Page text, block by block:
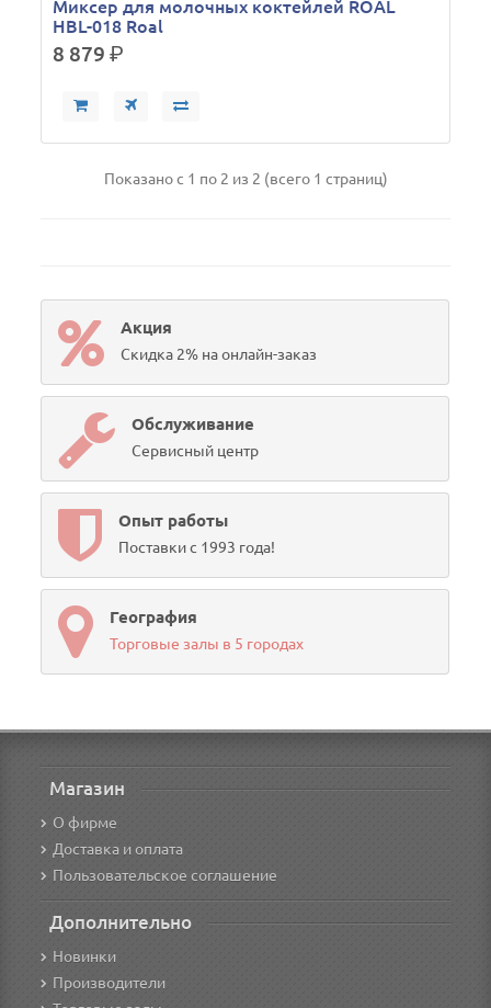
Миксер для молочных коктейлей ROAL
HBL-018 Roal
8 879р.
Показано с 1 по 2 из 2 (всего 1 страниц)
Акция
Скидка 2% на онлайн-заказ
Обслуживание
Сервисный центр
Опыт работы
Поставки с 1993 года!
География
Торговые залы в 5 городах
Магазин
О фирме
Доставка и оплата
Пользовательское соглашение
Дополнительно
Новинки
Производители